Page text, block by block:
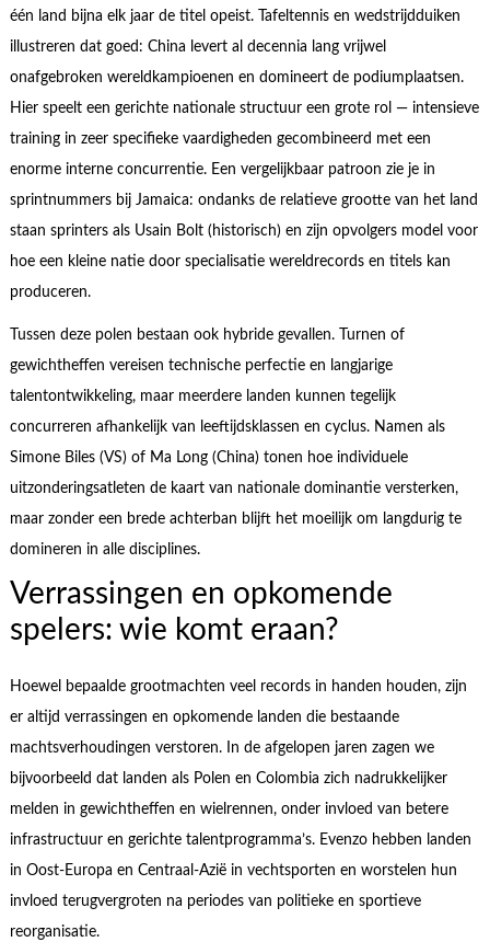
één land bijna elk jaar de titel opeist. Tafeltennis en wedstrijdduiken
illustreren dat goed: China levert al decennia lang vrijwel
onafgebroken wereldkampioenen en domineert de podiumplaatsen.
Hier speelt een gerichte nationale structuur een grote rol — intensieve
training in zeer specifieke vaardigheden gecombineerd met een
enorme interne concurrentie. Een vergelijkbaar patroon zie je in
sprintnummers bij Jamaica: ondanks de relatieve grootte van het land
staan sprinters als Usain Bolt (historisch) en zijn opvolgers model voor
hoe een kleine natie door specialisatie wereldrecords en titels kan
produceren.
Tussen deze polen bestaan ook hybride gevallen. Turnen of
gewichtheffen vereisen technische perfectie en langjarige
talentontwikkeling, maar meerdere landen kunnen tegelijk
concurreren afhankelijk van leeftijdsklassen en cyclus. Namen als
Simone Biles (VS) of Ma Long (China) tonen hoe individuele
uitzonderingsatleten de kaart van nationale dominantie versterken,
maar zonder een brede achterban blijft het moeilijk om langdurig te
domineren in alle disciplines.
Verrassingen en opkomende
spelers: wie komt eraan?
Hoewel bepaalde grootmachten veel records in handen houden, zijn
er altijd verrassingen en opkomende landen die bestaande
machtsverhoudingen verstoren. In de afgelopen jaren zagen we
bijvoorbeeld dat landen als Polen en Colombia zich nadrukkelijker
melden in gewichtheffen en wielrennen, onder invloed van betere
infrastructuur en gerichte talentprogramma’s. Evenzo hebben landen
in Oost-Europa en Centraal-Azië in vechtsporten en worstelen hun
invloed terugvergroten na periodes van politieke en sportieve
reorganisatie.